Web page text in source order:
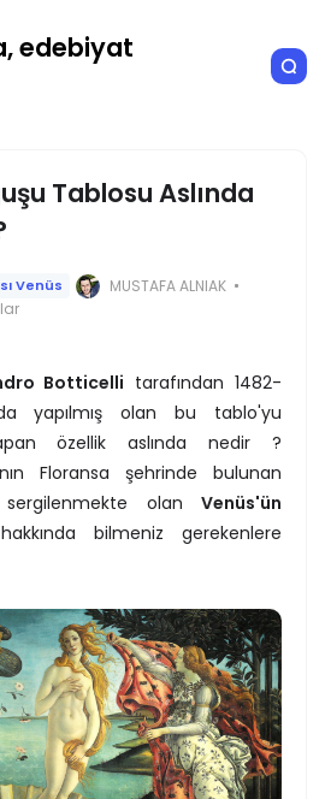
edebiyat
Tablosu Aslında
Venüs
MUSTAFA ALNIAK
Botticelli tarafından 1482-
yapılmış olan bu tablo'yu
özellik aslında nedir ?
Floransa şehrinde bulunan
olan Venüs'ün
bilmeniz gerekenlere